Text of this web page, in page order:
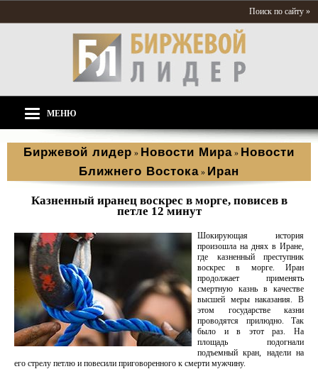
Поиск по сайту »
МЕНЮ
Биржевой лидер » Новости Мира » Новости
Ближнего Востока » Иран
Казненный иранец воскрес в морге, повисев в
петле 12 минут
Шокирующая история
произошла на днях в Иране,
где казненный преступник
воскрес в морге. Иран
продолжает применять
смертную казнь в качестве
высшей меры наказания. В
этом государстве казни
проводятся прилюдно. Так
было и в этот раз. На
площадь подогнали
подъемный кран, надели на
его стрелу петлю и повесили приговоренного к смерти мужчину.